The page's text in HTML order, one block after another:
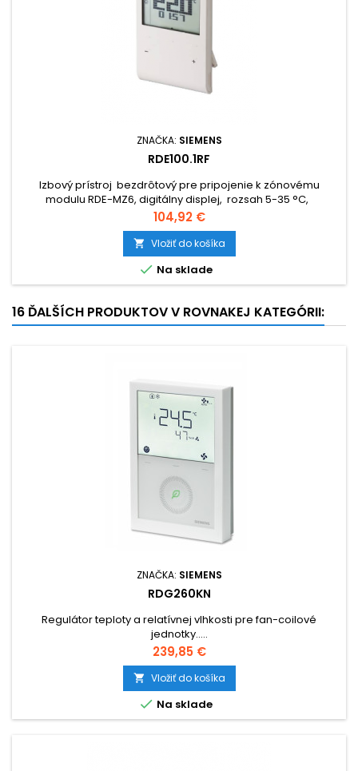
ZNAČKA: SIEMENS
RDE100.1RF
Izbový prístroj bezdrôtový pre pripojenie k zónovému
modulu RDE-MZ6, digitálny displej, rozsah 5-35 °C,
týžd.časový program, batériové napájanie 3 V DC
Cena
104,92 €
 Vložiť do košíka
 Na sklade
16 ĎALŠÍCH PRODUKTOV V ROVNAKEJ KATEGÓRII:
ZNAČKA: SIEMENS
RDG260KN
Regulátor teploty a relatívnej vlhkosti pre fan-coilové
jednotky.....
Cena
239,85 €
 Vložiť do košíka
 Na sklade